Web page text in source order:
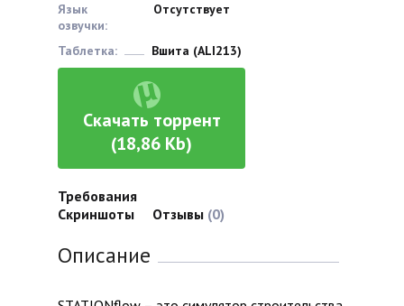
Язык
озвучки:
Отсутствует
Таблетка: Вшита (ALI213)
Скачать торрент
(18,86 Kb)
Требования
Скриншоты
Отзывы (0)
Описание